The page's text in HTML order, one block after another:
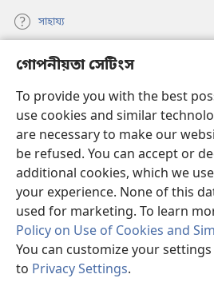
গোপনীয়তা সেটিংস
To provide you with the best
use cookies and similar
are necessary to make our
be refused. You can accept or
additional cookies, which we
your experience. None of this
used for marketing. To learn
Policy on Use of Cookies and
You can customize your
to Privacy Settings.
সাহায্য
দান
(opens
window)
ওয়াচটাওয়ার অনলাইন লাইব্রেরি
(opens
new
window)
®
(opens
new
JW লাইব্রেরি অ্যাপ
Copyright© 2026 Watch Tower Bible and
ব্যবহারের শর্ত|